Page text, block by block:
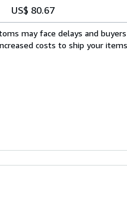
US$ 80.67
may face delays and
costs to ship your